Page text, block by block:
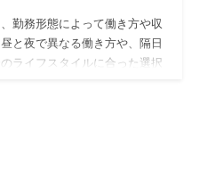
勤務形態によって働き方や収
と夜で異なる働き方や、隔日
ライフスタイルに合った選択